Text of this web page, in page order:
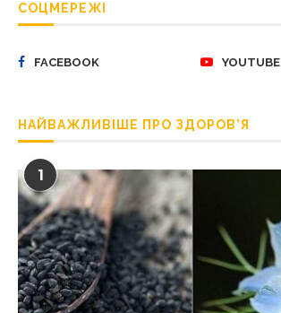
СОЦМЕРЕЖІ
FACEBOOK YOUTUBE
НАЙВАЖЛИВІШЕ ПРО ЗДОРОВ’Я
1